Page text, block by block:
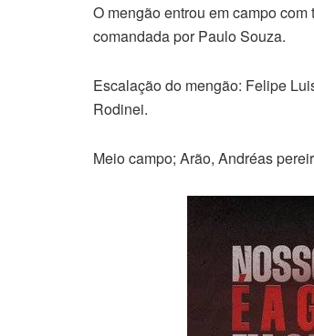
O mengão entrou em campo
comandada por Paulo Souza.
Escalação do mengão: Felipe
Rodinei.
Meio campo; Arão, Andréas